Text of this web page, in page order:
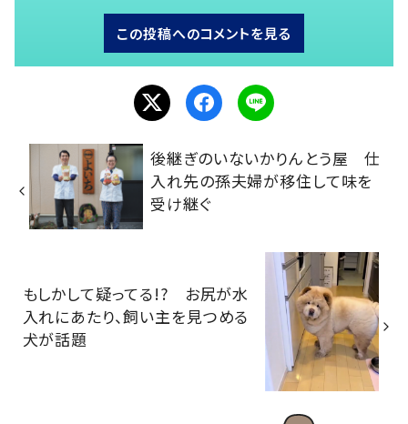
この投稿へのコメントを見る
後継ぎのいないかりんとう屋 仕
入れ先の孫夫婦が移住して味を
受け継ぐ
もしかして疑ってる!? お尻が水
入れにあたり、飼い主を見つめる
犬が話題